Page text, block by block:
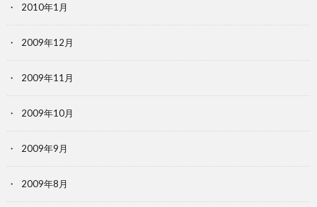
2010年1月
2009年12月
2009年11月
2009年10月
2009年9月
2009年8月